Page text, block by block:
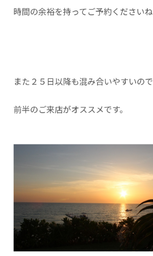
時間の余裕を持ってご予約くださいね
また２５日以降も混み合いやすいので
前半のご来店がオススメです。